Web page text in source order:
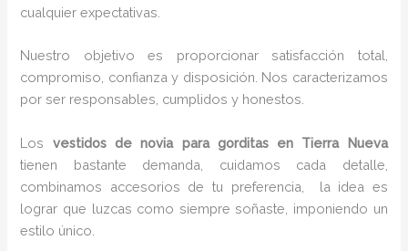
cualquier expectativas.
Nuestro objetivo es proporcionar satisfacción total,
compromiso, confianza y disposición. Nos caracterizamos
por ser responsables, cumplidos y honestos.
Los vestidos de novia para gorditas en Tierra Nueva
tienen bastante demanda, cuidamos cada detalle,
combinamos accesorios de tu preferencia, la idea es
lograr que luzcas como siempre soñaste, imponiendo un
estilo único.